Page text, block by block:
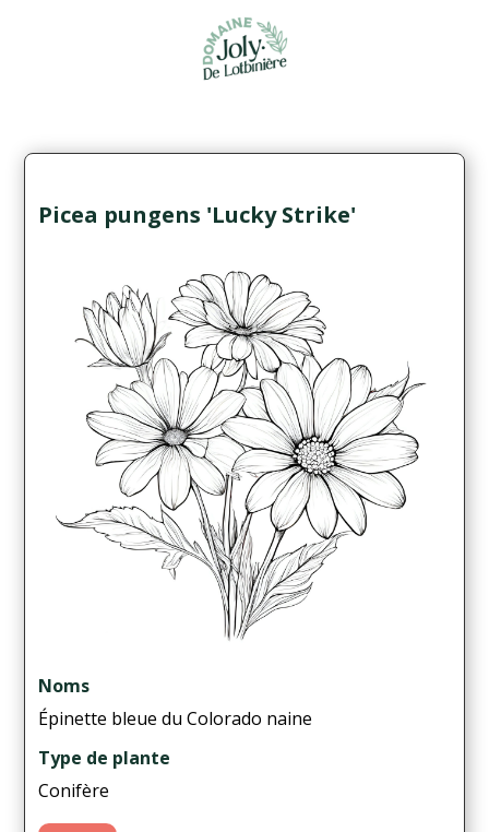
Picea pungens 'Lucky Strike'
Noms
Épinette bleue du Colorado naine
Type de plante
Conifère